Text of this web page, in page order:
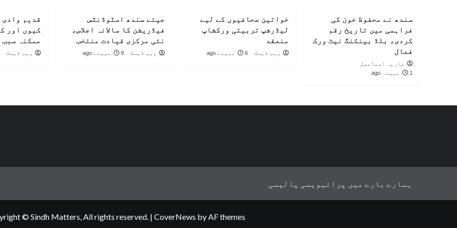
سندھ نے محفوظ خون کی
فراہمی میں تاریخ رقم
کردی، بلڈ بینکنگ نیٹ ورک
فعال
ماریہ اسماعیل
1 مہینہ ago
خواتین صحافیوں کے لیے
لیڈرشپ تربیتی ورکشاپ
منعقد
ویب ڈیسک 6 مہینے ago
جیئے سندھ اسٹوڈنٹس
فیڈریشن کا سالانہ اجلاس،
نئی مرکزی قیادت منتخب
ویب ڈیسک 8 مہینے ago
قدیم
کیوں اور
ممکنہ سبب
ویب ڈیسک
ہمارے بارے میں پرائیویسی پالیسی
© Sindh Matters, All rights reserved. | CoverNews by AF themes.